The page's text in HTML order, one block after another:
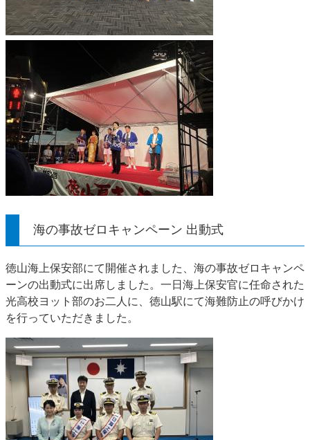
海の事故ゼロキャンペーン 出動式
徳山海上保安部にて開催されました、海の事故ゼロキャンペ
ーンの出動式に出席しました。一日海上保安官に任命された
光高校ヨット部のお二人に、徳山駅にて海難防止の呼びかけ
を行っていただきました。